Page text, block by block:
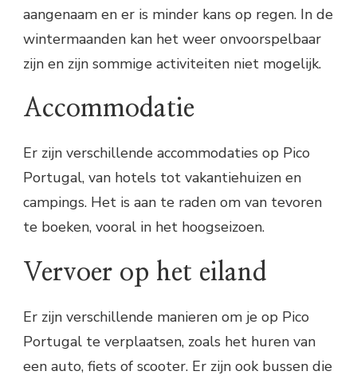
aangenaam en er is minder kans op regen. In de
wintermaanden kan het weer onvoorspelbaar
zijn en zijn sommige activiteiten niet mogelijk.
Accommodatie
Er zijn verschillende accommodaties op Pico
Portugal, van hotels tot vakantiehuizen en
campings. Het is aan te raden om van tevoren
te boeken, vooral in het hoogseizoen.
Vervoer op het eiland
Er zijn verschillende manieren om je op Pico
Portugal te verplaatsen, zoals het huren van
een auto, fiets of scooter. Er zijn ook bussen die